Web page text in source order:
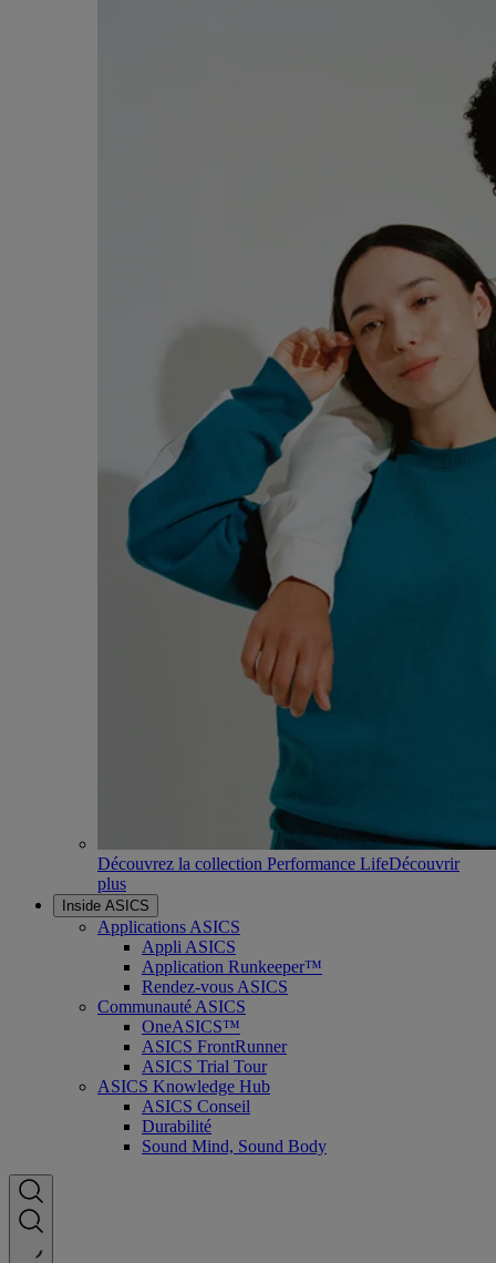
Découvrez la collection Performance LifeDécouvrir
plus
Inside ASICS
Applications ASICS
Appli ASICS
Application Runkeeper™
Rendez-vous ASICS
Communauté ASICS
OneASICS™
ASICS FrontRunner
ASICS Trial Tour
ASICS Knowledge Hub
ASICS Conseil
Durabilité
Sound Mind, Sound Body